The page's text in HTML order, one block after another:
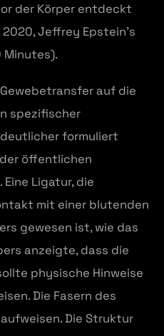
der Körper entdeckt
2020, Jeffrey Epstein's
Minutes).
auf die
spezifischer
formuliert
öffentlichen
Ligatur, die
mit einer blutenden
gewesen ist, wie das
anzeigte, dass die
physische Hinweise
Die Fasern des
Die Struktur